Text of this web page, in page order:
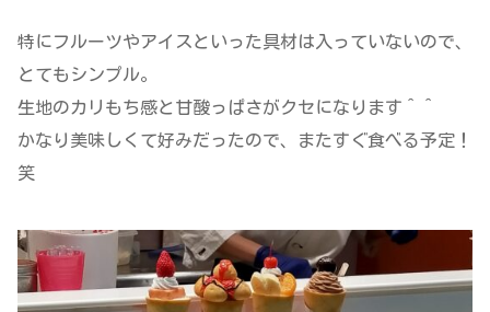
特にフルーツやアイスといった具材は入っていないので、
とてもシンプル。
生地のカリもち感と甘酸っぱさがクセになります＾＾
かなり美味しくて好みだったので、またすぐ食べる予定！
笑